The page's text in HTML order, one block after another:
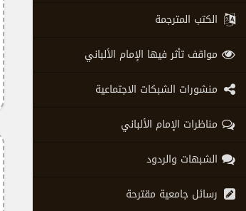
الكتب المترجمة
مواقف تأثر فيها الإمام الألباني
منشورات الشبكات الاجتماعية
مناظرات الإمام الألباني
الشبهات والردود
رسائل جامعية مقترحة